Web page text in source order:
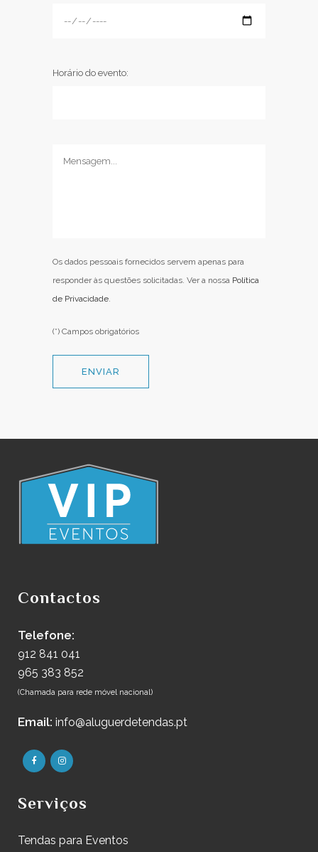
Horário do evento:
Os dados pessoais fornecidos servem apenas para
responder às questões solicitadas. Ver a nossa Política
de Privacidade.
(*) Campos obrigatórios
Contactos
Telefone:
912 841 041
965 383 852
(Chamada para rede móvel nacional)
Email: info@aluguerdetendas.pt
Serviços
Tendas para Eventos